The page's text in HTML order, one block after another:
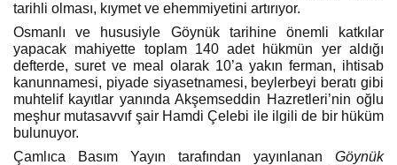
tarihli olması, kıymet ve ehemmiyetini artırıyor.
Osmanlı ve hususiyle Göynük tarihine önemli katkılar
yapacak mahiyette toplam 140 adet hükmün yer aldığı
defterde, suret ve meal olarak 10’a yakın ferman, ihtisab
kanunnamesi, piyade siyasetnamesi, beylerbeyi beratı gibi
muhtelif kayıtlar yanında Akşemseddin Hazretleri’nin oğlu
meşhur mutasavvıf şair Hamdi Çelebi ile ilgili de bir hüküm
bulunuyor.
Çamlıca Basım Yayın tarafından yayınlanan Göynük